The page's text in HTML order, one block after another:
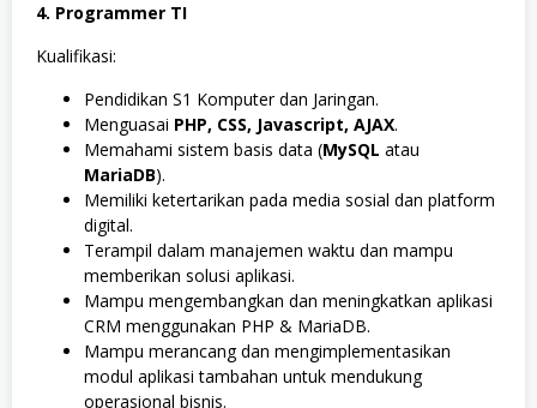
4. Programmer TI
Kualifikasi:
Pendidikan S1 Komputer dan Jaringan.
Menguasai PHP, CSS, Javascript, AJAX.
Memahami sistem basis data (MySQL atau
MariaDB).
Memiliki ketertarikan pada media sosial dan platform
digital.
Terampil dalam manajemen waktu dan mampu
memberikan solusi aplikasi.
Mampu mengembangkan dan meningkatkan aplikasi
CRM menggunakan PHP & MariaDB.
Mampu merancang dan mengimplementasikan
modul aplikasi tambahan untuk mendukung
operasional bisnis.